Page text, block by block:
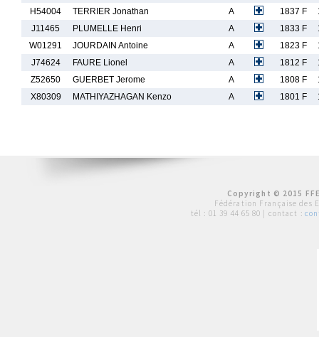
H54004
TERRIER Jonathan A 1837 F
J11465
PLUMELLE Henri A 1833 F
W01291
JOURDAIN Antoine A 1823 F
J74624
FAURE Lionel A 1812 F
Z52650
GUERBET Jerome A 1808 F
X80309
MATHIYAZHAGAN Kenzo A 1801 F
Copyright © 2015
Fédération Française des
tél : 01 39 44 65 80 | contact :